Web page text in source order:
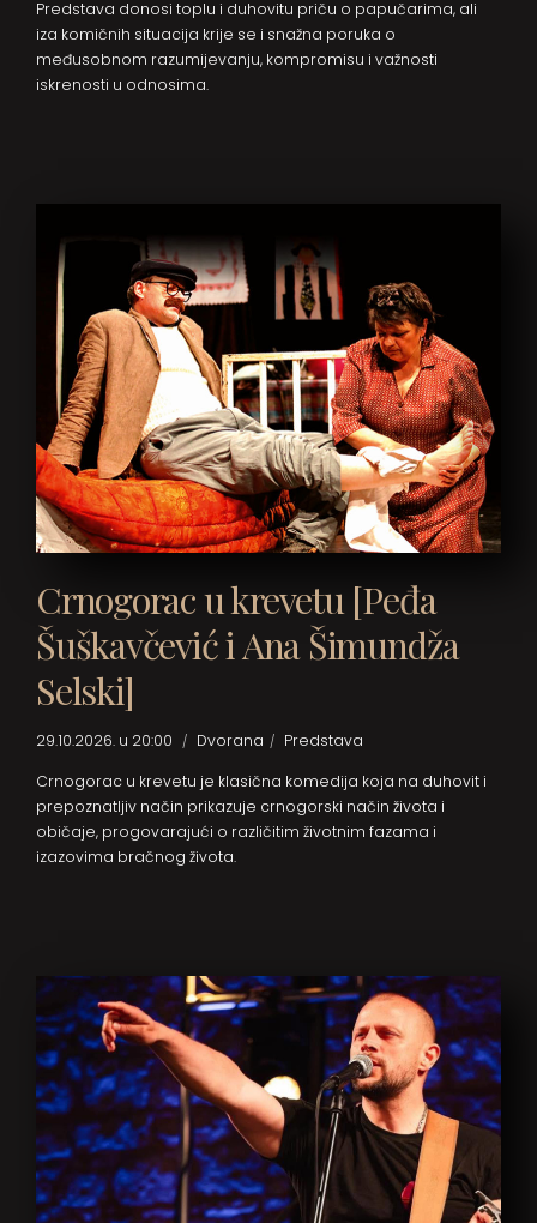
Predstava donosi toplu i duhovitu priču o papučarima, ali
iza komičnih situacija krije se i snažna poruka o
međusobnom razumijevanju, kompromisu i važnosti
iskrenosti u odnosima.
Crnogorac u krevetu [Peđa
Šuškavčević i Ana Šimundža
Selski]
29.10.2026. u 20:00 Dvorana
Predstava
Crnogorac u krevetu je klasična komedija koja na duhovit i
prepoznatljiv način prikazuje crnogorski način života i
običaje, progovarajući o različitim životnim fazama i
izazovima bračnog života.